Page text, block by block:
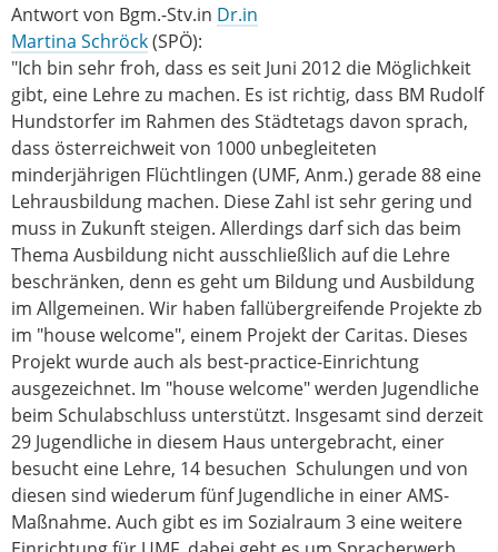
Antwort von Bgm.-Stv.in Dr.in
Martina Schröck(SPÖ):
"Ich bin sehr froh, dass es seit Juni 2012 die Möglichkeit
gibt, eine Lehre zu machen. Es ist richtig, dass BM Rudolf
Hundstorfer im Rahmen des Städtetags davon sprach,
dass österreichweit von 1000 unbegleiteten
minderjährigen Flüchtlingen (UMF, Anm.) gerade 88 eine
Lehrausbildung machen. Diese Zahl ist sehr gering und
muss in Zukunft steigen. Allerdings darf sich das beim
Thema Ausbildung nicht ausschließlich auf die Lehre
beschränken, denn es geht um Bildung und Ausbildung
im Allgemeinen. Wir haben fallübergreifende Projekte zb
im "house welcome", einem Projekt der Caritas. Dieses
Projekt wurde auch als best-practice-Einrichtung
ausgezeichnet. Im "house welcome" werden Jugendliche
beim Schulabschluss unterstützt. Insgesamt sind derzeit
29 Jugendliche in diesem Haus untergebracht, einer
besucht eine Lehre, 14 besuchen Schulungen und von
diesen sind wiederum fünf Jugendliche in einer AMS-
Maßnahme. Auch gibt es im Sozialraum 3 eine weitere